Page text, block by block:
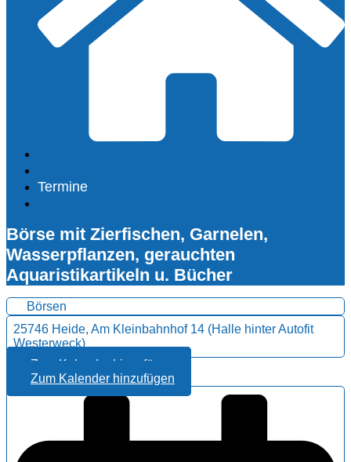
Termine
Börse mit Zierfischen, Garnelen,
Wasserpflanzen, gerauchten
Aquaristikartikeln u. Bücher
Börsen
25746 Heide, Am Kleinbahnhof 14 (Halle hinter Autofit
Westerweck)
Zum Kalender hinzufügen
Zum Kalender hinzufügen